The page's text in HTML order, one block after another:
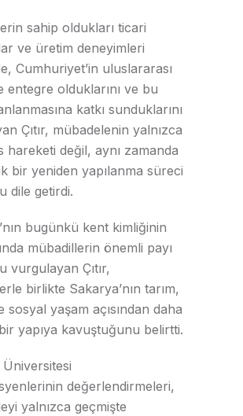
sahip oldukları ticari
ve üretim deneyimleri
Cumhuriyet’in uluslararası
entegre olduklarını ve bu
katkı sunduklarını
Çıtır, mübadelenin yalnızca
hareketi değil, aynı zamanda
bir yeniden yapılanma süreci
dile getirdi.
bugünkü kent kimliğinin
mübadillerin önemli payı
vurgulayan Çıtır,
birlikte Sakarya’nın tarım,
sosyal yaşam açısından daha
yapıya kavuştuğunu belirtti.
değerlendirmeleri,
yalnızca geçmişte